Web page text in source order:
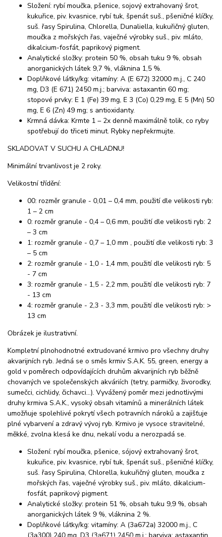
Složení: rybí moučka, pšenice, sojový extrahovaný šrot,
kukuřice, piv. kvasnice, rybí tuk, špenát suš., pšeničné klíčky,
suš. řasy Spirulina, Chlorella, Dunaliella, kukuřičný gluten,
moučka z mořských řas, vaječné výrobky suš., piv. mláto,
dikalcium-fosfát, paprikový pigment.
Analytické složky: protein 50 %, obsah tuku 9 %, obsah
anorganických látek 9,7 %, vláknina 1,5 %.
Doplňkové látky/kg: vitamíny: A (E 672) 32000 m.j., C 240
mg, D3 (E 671) 2450 m.j.; barviva: astaxantin 60 mg;
stopové prvky: E 1 (Fe) 39 mg, E 3 (Co) 0,29 mg, E 5 (Mn) 50
mg, E 6 (Zn) 49 mg; s antioxidanty.
Krmná dávka: Krmte 1 – 2x denně maximálně tolik, co ryby
spotřebují do třiceti minut. Rybky nepřekrmujte.
SKLADOVAT V SUCHU A CHLADNU!
Minimální trvanlivost je 2 roky.
Velikostní třídění:
00: rozměr granule - 0,01 – 0,4 mm, použití dle velikosti ryb:
1 – 2 cm
0: rozměr granule - 0,4 – 0,6 mm, použití dle velikosti ryb: 2
– 3 cm
1: rozměr granule - 0,7 – 1,0 mm , použití dle velikosti ryb: 3
– 5 cm
2: rozměr granule - 1,0 - 1,4 mm, použití dle velikosti ryb: 5
- 7 cm
3: rozměr granule - 1,5 - 2,2 mm, použití dle velikosti ryb: 7
- 13 cm
4: rozměr granule - 2,3 - 3,3 mm, použití dle velikosti ryb: >
13 cm
Obrázek je ilustrativní.
Kompletní plnohodnotné extrudované krmivo pro všechny druhy
akvarijních ryb. Jedná se o směs krmiv S.A.K. 55, green, energy a
gold v poměrech odpovídajících druhům akvarijních ryb běžně
chovaných ve společenských akváriích (tetry, parmičky, živorodky,
sumečci, cichlidy, čichavci…). Vyvážený poměr mezi jednotlivými
druhy krmiva S.A.K., vysoký obsah vitamínů a minerálních látek
umožňuje spolehlivé pokrytí všech potravních nároků a zajišťuje
plné vybarvení a zdravý vývoj ryb. Krmivo je vysoce stravitelné,
měkké, zvolna klesá ke dnu, nekalí vodu a nerozpadá se.
Složení: rybí moučka, pšenice, sójový extrahovaný šrot,
kukuřice, piv. kvasnice, rybí tuk, špenát suš., pšeničné klíčky,
suš. řasy Spirulina, Chlorella, kukuřičný gluten, moučka z
mořských řas, vaječné výrobky suš., piv. mláto, dikalcium-
fosfát, paprikový pigment.
Analytické složky: protein 51 %, obsah tuku 9,9 %, obsah
anorganických látek 9 %, vláknina 2 %.
Doplňkové látky/kg: vitamíny: A (3a672a) 32000 m.j., C